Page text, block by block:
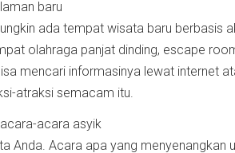
baru
ada tempat wisata baru berbasis
olahraga panjat dinding, escape
mencari informasinya lewat internet
atraksi semacam itu.
acara asyik
Anda. Acara apa yang menyenangkan